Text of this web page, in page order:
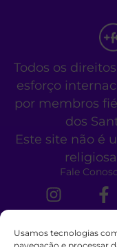
Usamos tecnologias
Todos os
esforço
por membros
dos
Este site não é
Fale